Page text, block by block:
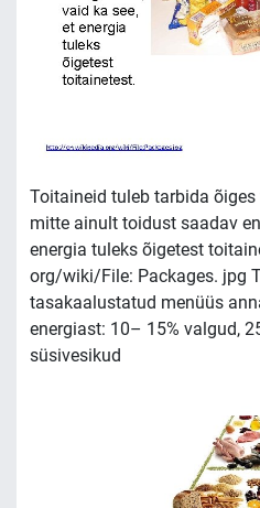
Toitaineid tuleb tarbida
mitte ainult toidust saadav
energia tuleks õigetest
org/wiki/File: Packages. jpg
tasakaalustatud menüüs
energiast: 10– 15% valgud,
süsivesikud